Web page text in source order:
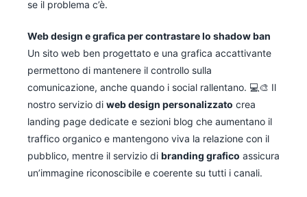
se il problema c’è.
Web design e grafica per contrastare lo shadow ban
Un sito web ben progettato e una grafica accattivante
permettono di mantenere il controllo sulla
comunicazione, anche quando i social rallentano. 💻🎨 Il
nostro servizio di web design personalizzato crea
landing page dedicate e sezioni blog che aumentano il
traffico organico e mantengono viva la relazione con il
pubblico, mentre il servizio di branding grafico assicura
un’immagine riconoscibile e coerente su tutti i canali.